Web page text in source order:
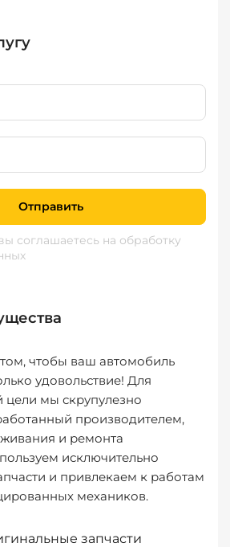
Отправить
соглашаетесь на обработку
чтобы ваш автомобиль
удовольствие! Для
цели мы скрупулезно
производителем,
и ремонта
исключительно
и привлекаем к работам
механиков.
запчасти